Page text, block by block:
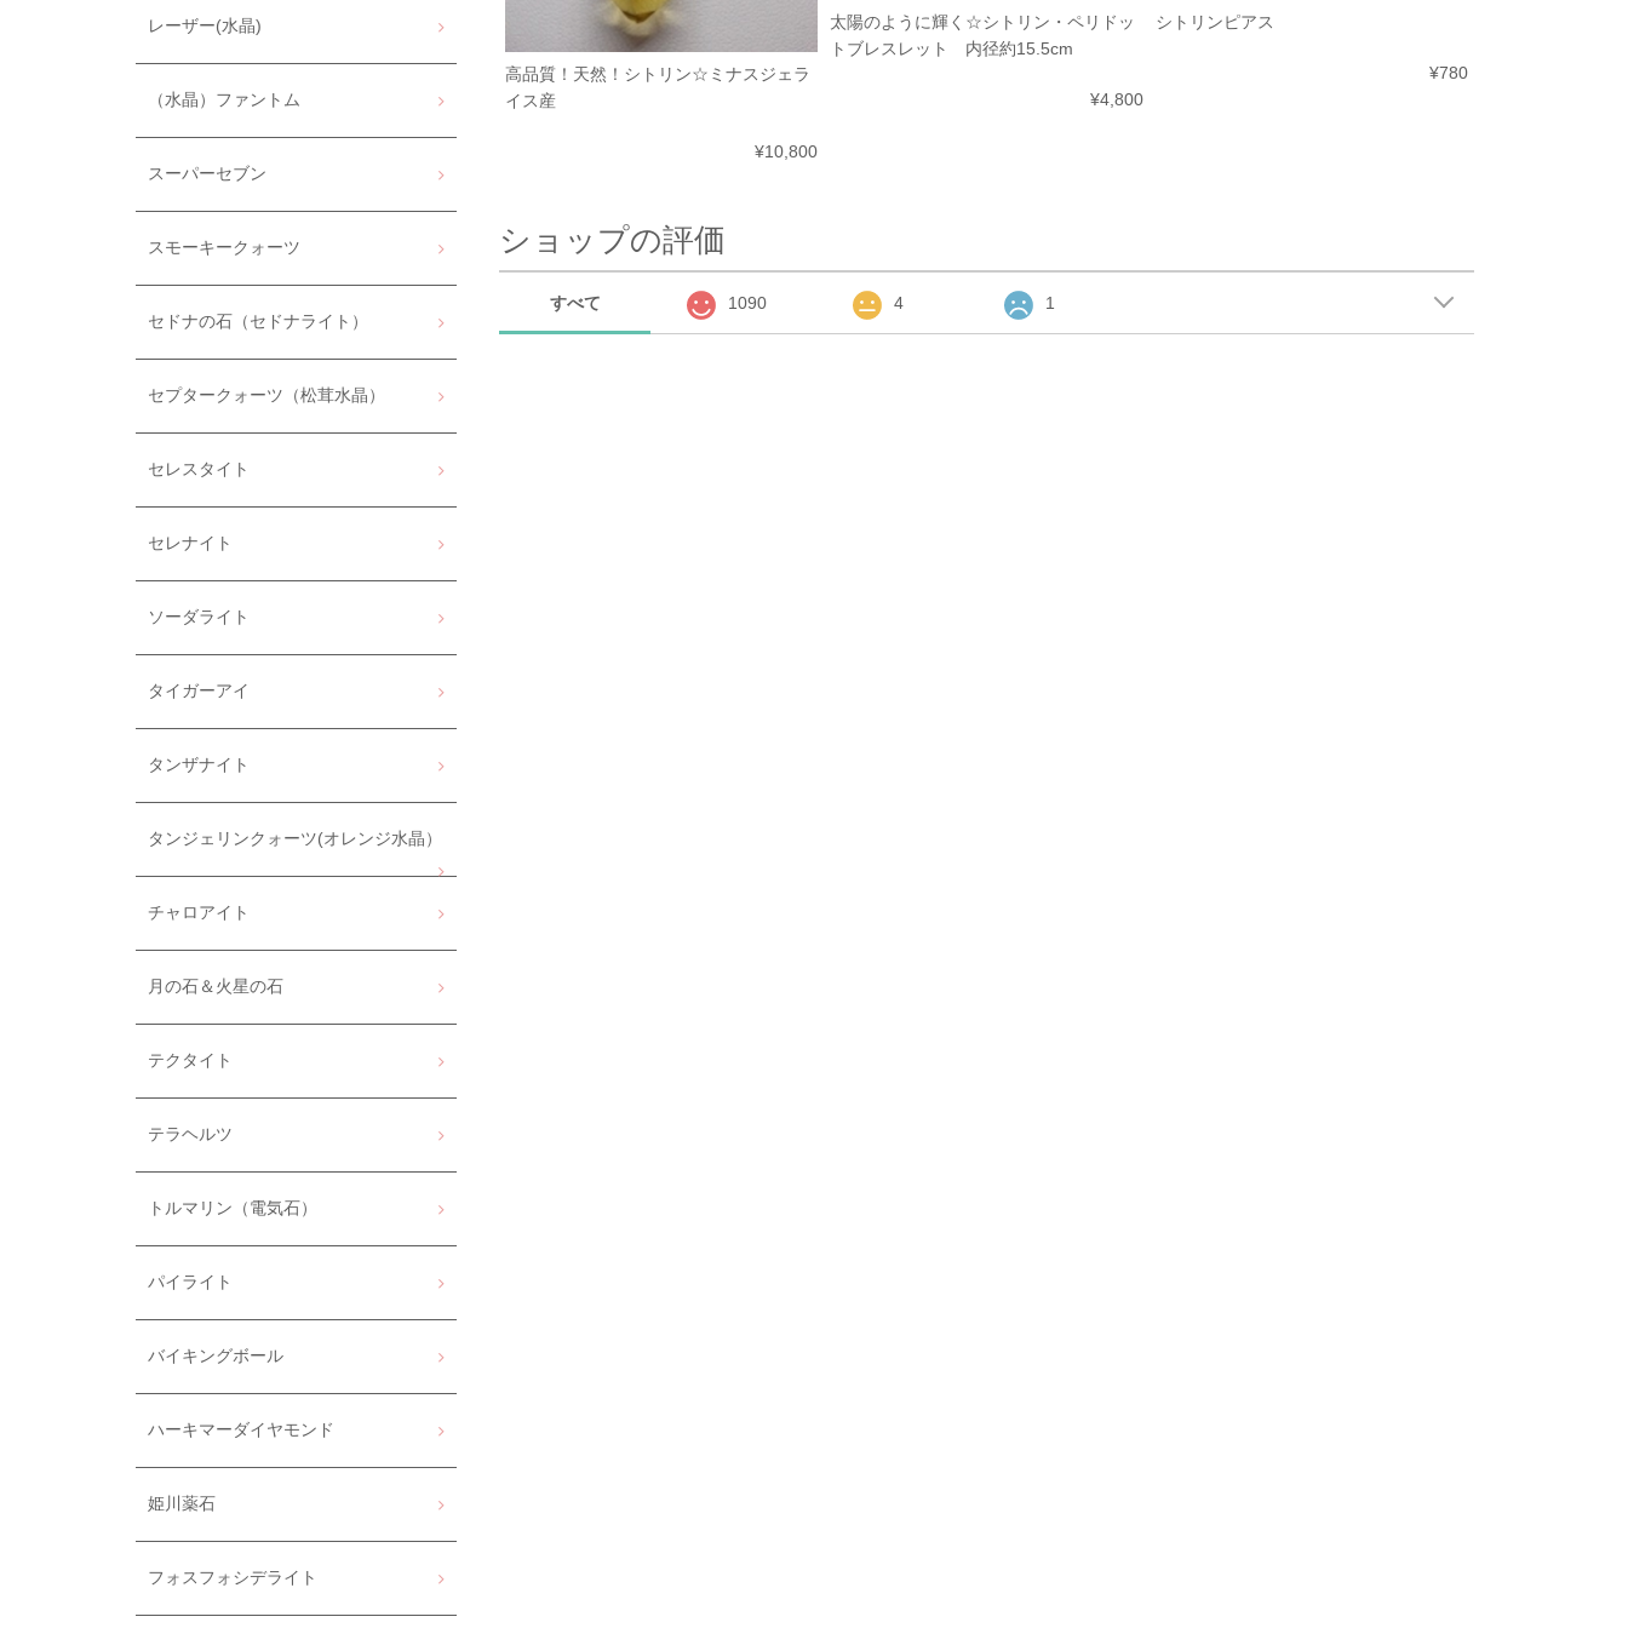
高品質！天然！シトリン☆ミナスジェラ
イス産
¥10,800
太陽のように輝く☆シトリン・ペリドッ
トブレスレット 内径約15.5cm
¥4,800
シトリンピアス
¥780
ショップの評価
すべて 1090 4 1
レーザー(水晶)
（水晶）ファントム
スーパーセブン
スモーキークォーツ
セドナの石（セドナライト）
セプタークォーツ（松茸水晶）
セレスタイト
セレナイト
ソーダライト
タイガーアイ
タンザナイト
タンジェリンクォーツ(オレンジ水晶）
チャロアイト
月の石＆火星の石
テクタイト
テラヘルツ
トルマリン（電気石）
パイライト
バイキングボール
ハーキマーダイヤモンド
姫川薬石
フォスフォシデライト